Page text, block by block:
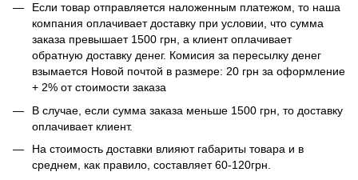
Если товар отправляется наложенным платежом, то наша
компания оплачивает доставку при условии, что сумма
заказа превышает 1500 грн, а клиент оплачивает
обратную доставку денег. Комисия за пересылку денег
взымается Новой почтой в размере: 20 грн за оформление
+ 2% от стоимости заказа
В случае, если сумма заказа меньше 1500 грн, то доставку
оплачивает клиент.
На стоимость доставки влияют габариты товара и в
среднем, как правило, составляет 60-120грн.